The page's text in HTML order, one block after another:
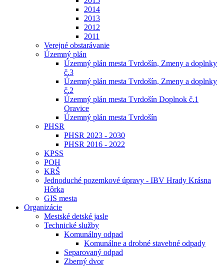
2014
2013
2012
2011
Verejné obstarávanie
Územný plán
Územný plán mesta Tvrdošín, Zmeny a doplnky
č.3
Územný plán mesta Tvrdošín, Zmeny a doplnky
č.2
Územný plán mesta Tvrdošín Doplnok č.1
Oravice
Územný plán mesta Tvrdošín
PHSR
PHSR 2023 - 2030
PHSR 2016 - 2022
KPSS
POH
KRŠ
Jednoduché pozemkové úpravy - IBV Hrady Krásna
Hôrka
GIS mesta
Organizácie
Mestské detské jasle
Technické služby
Komunálny odpad
Komunálne a drobné stavebné odpady
Separovaný odpad
Zberný dvor